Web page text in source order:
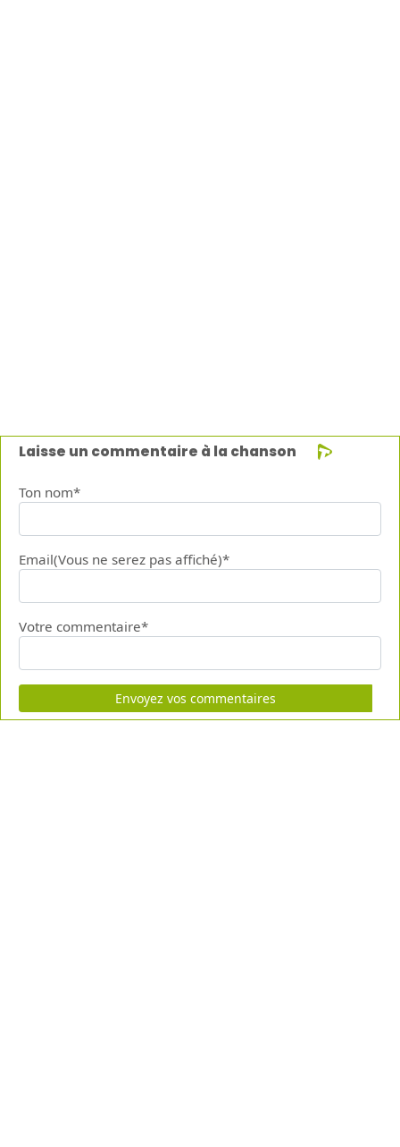
Laisse un commentaire à la chanson
Ton nom*
Email(Vous ne serez pas affiché)*
Votre commentaire*
Envoyez vos commentaires